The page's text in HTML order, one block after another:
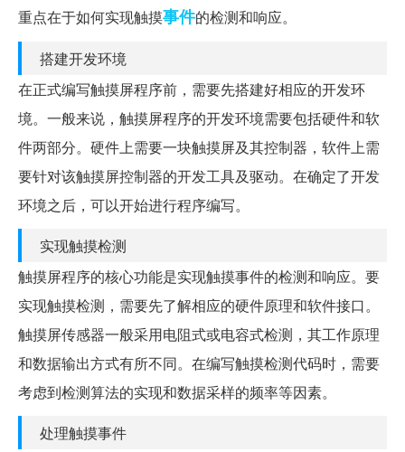
重点在于如何实现触摸事件的检测和响应。
搭建开发环境
在正式编写触摸屏程序前，需要先搭建好相应的开发环
境。一般来说，触摸屏程序的开发环境需要包括硬件和软
件两部分。硬件上需要一块触摸屏及其控制器，软件上需
要针对该触摸屏控制器的开发工具及驱动。在确定了开发
环境之后，可以开始进行程序编写。
实现触摸检测
触摸屏程序的核心功能是实现触摸事件的检测和响应。要
实现触摸检测，需要先了解相应的硬件原理和软件接口。
触摸屏传感器一般采用电阻式或电容式检测，其工作原理
和数据输出方式有所不同。在编写触摸检测代码时，需要
考虑到检测算法的实现和数据采样的频率等因素。
处理触摸事件